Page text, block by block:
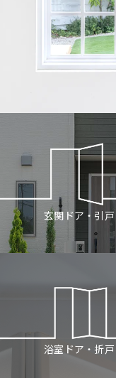
玄関ドア・引戸
浴室ドア・折戸